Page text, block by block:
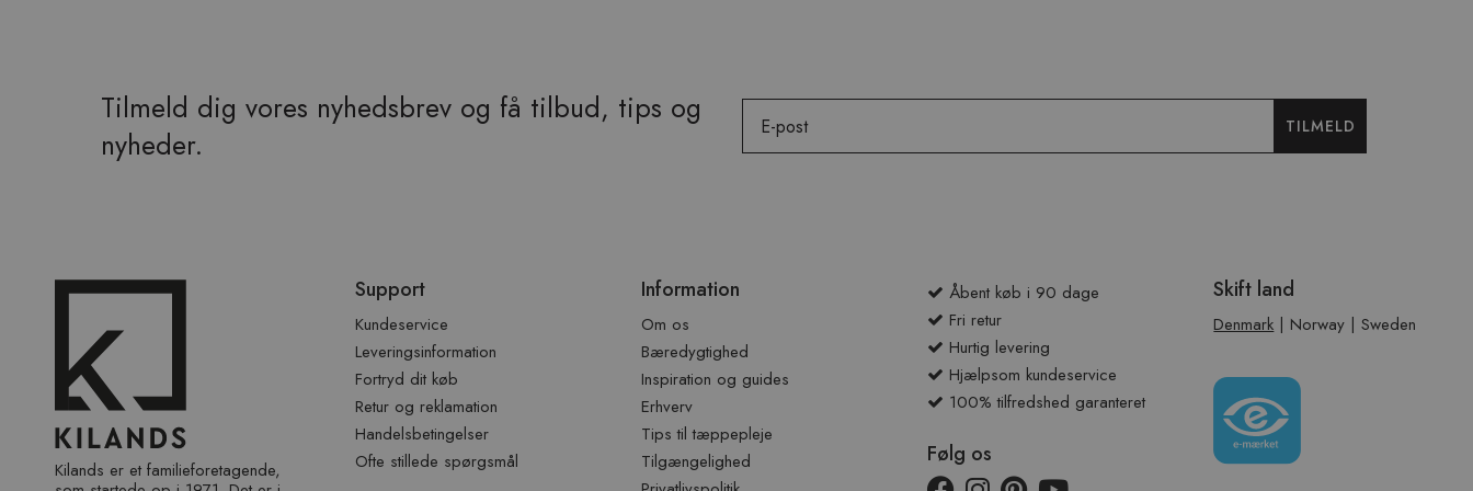
Tilmeld dig vores nyhedsbrev og få tilbud, tips og
nyheder.
TILMELD
over
Kilands er et familieforetagende,
Support
Kundeservice
Leveringsinformation
Fortryd dit køb
Retur og reklamation
Handelsbetingelser
Ofte stillede spørgsmål
Information
Om os
Bæredygtighed
Inspiration og guides
Erhverv
Tips til tæppepleje
Tilgængelighed
Åbent køb i 90 dage
Fri retur
Hurtig levering
Hjælpsom kundeservice
100% tilfredshed garanteret
Følg os
Skift land
Denmark | Norway |Sweden